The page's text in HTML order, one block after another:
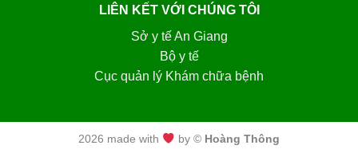
LIÊN KẾT VỚI CHÚNG TÔI
Sở y tế An Giang
Bộ y tế
Cục quản lý Khám chữa bệnh
2026 made with by © Hoàng Thông